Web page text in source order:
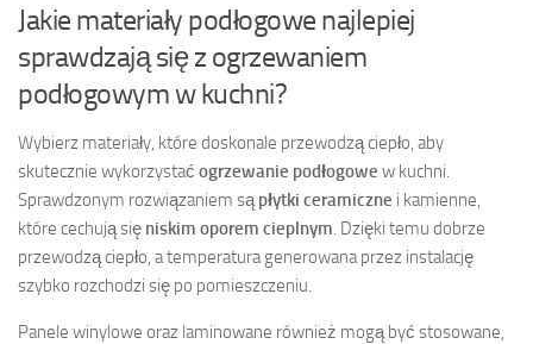
Jakie materiały podłogowe najlepiej
sprawdzają się z ogrzewaniem
podłogowym w kuchni?
Wybierz materiały, które doskonale przewodzą ciepło, aby
skutecznie wykorzystać ogrzewanie podłogowe w kuchni.
Sprawdzonym rozwiązaniem są płytki ceramiczne i kamienne,
które cechują się niskim oporem cieplnym . Dzięki temu dobrze
przewodzą ciepło, a temperatura generowana przez instalację
szybko rozchodzi się po pomieszczeniu.
Panele winylowe oraz laminowane również mogą być stosowane,